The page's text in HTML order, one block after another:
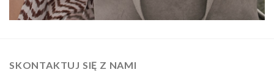
SKONTAKTUJ SIĘ Z NAMI